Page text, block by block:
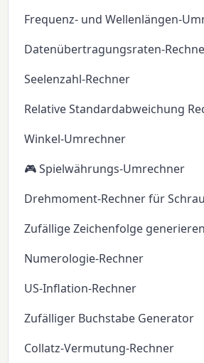
Frequenz- und Wellenlängen-
Datenübertragungsraten-
Seelenzahl-Rechner
Relative Standardabweichung
Winkel-Umrechner
🎮 Spielwährungs-Umrechner
Drehmoment-Rechner für
Zufällige Zeichenfolge generieren
Numerologie-Rechner
US-Inflation-Rechner
Zufälliger Buchstabe Generator
Collatz-Vermutung-Rechner